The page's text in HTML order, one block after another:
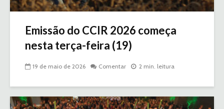
Emissão do CCIR 2026 começa
nesta terça-feira (19)
19 de maio de 2026 Comentar 2 min. leitura